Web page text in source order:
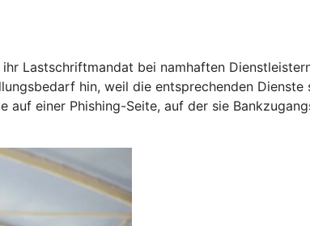
Lastschriftmandat bei namhaften
hin, weil die entsprechenden
auf einer Phishing-Seite, auf der sie